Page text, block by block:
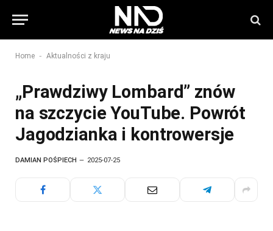
Home - Aktualności z kraju
„Prawdziwy Lombard” znów
na szczycie YouTube. Powrót
Jagodzianka i kontrowersje
DAMIAN POŚPIECH 2025-07-25